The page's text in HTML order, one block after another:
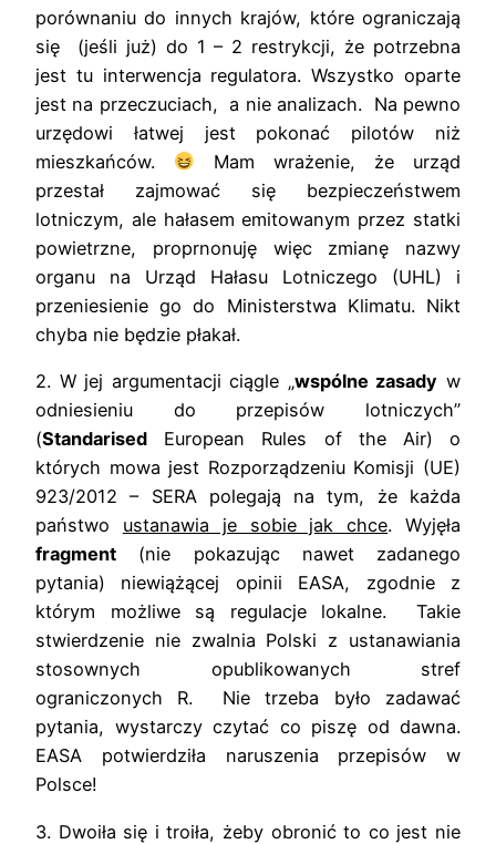
porównaniu do innych krajów, które ograniczają
się (jeśli już) do 1 – 2 restrykcji, że potrzebna
jest tu interwencja regulatora. Wszystko oparte
jest na przeczuciach, a nie analizach. Na pewno
urzędowi łatwej jest pokonać pilotów niż
mieszkańców.
Mam wrażenie, że urząd
przestał zajmować się bezpieczeństwem
lotniczym, ale hałasem emitowanym przez statki
powietrzne, proprnonuję więc zmianę nazwy
organu na Urząd Hałasu Lotniczego (UHL) i
przeniesienie go do Ministerstwa Klimatu. Nikt
chyba nie będzie płakał.
2. W jej argumentacji ciągle „wspólne zasady w
odniesieniu do przepisów lotniczych”
(Standarised European Rules of the Air) o
których mowa jest Rozporządzeniu Komisji (UE)
923/2012 – SERA polegają na tym, że każda
państwo ustanawia je sobie jak chce. Wyjęła
fragment (nie pokazując nawet zadanego
pytania) niewiążącej opinii EASA, zgodnie z
którym możliwe są regulacje lokalne. Takie
stwierdzenie nie zwalnia Polski z ustanawiania
stosownych opublikowanych stref
ograniczonych R. Nie trzeba było zadawać
pytania, wystarczy czytać co piszę od dawna.
EASA potwierdziła naruszenia przepisów w
Polsce!
3. Dwoiła się i troiła, żeby obronić to co jest nie